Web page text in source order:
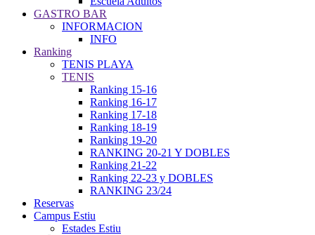
GASTRO BAR
INFORMACION
INFO
Ranking
TENIS PLAYA
TENIS
Ranking 15-16
Ranking 16-17
Ranking 17-18
Ranking 18-19
Ranking 19-20
RANKING 20-21 Y DOBLES
Ranking 21-22
Ranking 22-23 y DOBLES
RANKING 23/24
Reservas
Campus Estiu
Estades Estiu